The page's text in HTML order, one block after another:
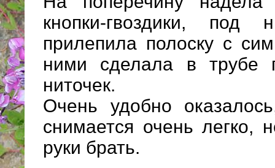
кнопки-гвоздики,
прилепила полоску с
ними сделала в трубе
ниточек.
Очень удобно
снимается очень
руки брать.